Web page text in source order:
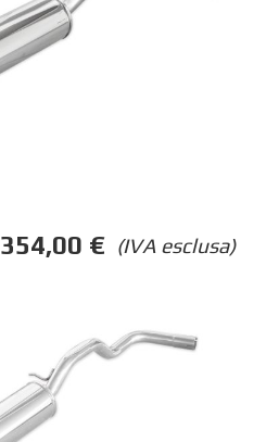
(IVA esclusa)
354,00 €